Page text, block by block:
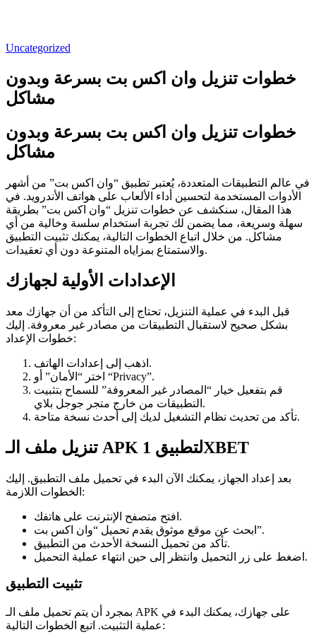
Uncategorized
خطوات تنزيل وان اكس بت بسرعة وبدون
مشاكل
خطوات تنزيل وان اكس بت بسرعة وبدون
مشاكل
في عالم التطبيقات المتعددة، يُعتبر تطبيق “وان اكس بت” من أشهر
الأدوات المستخدمة لتحسين أداء الألعاب على هواتف الأندرويد. في
هذا المقال، سنكشف عن خطوات تنزيل “وان اكس بت” بطريقة
سهلة وسريعة، مما يضمن لك تجربة استخدام سلسة وخالية من أي
مشاكل. من خلال اتباع الخطوات التالية، يمكنك تثبيت التطبيق
والاستمتاع بمزاياه المتنوعة دون أي تعقيدات.
الإعدادات الأولية لجهازك
قبل البدء في عملية التنزيل، تحتاج إلى التأكد من أن جهازك معد
بشكل صحيح لاستقبال التطبيقات من مصادر غير معروفة. إليك
خطوات الإعداد:
اذهب إلى إعدادات الهاتف.
اختر “الأمان” أو “Privacy”.
قم بتفعيل خيار “المصادر غير المعروفة” للسماح بتثبيت
التطبيقات من خارج متجر جوجل بلاي.
تأكد من تحديث نظام التشغيل لديك إلى أحدث نسخة متاحة.
تنزيل ملف الـ APK لتطبيق 1XBET
بعد إعداد الجهاز، يمكنك الآن البدء في تحميل ملف التطبيق. إليك
الخطوات اللازمة:
افتح متصفح الإنترنت على هاتفك.
ابحث عن موقع موثوق يقدم تحميل “وان اكس بت”.
تأكد من تحميل النسخة الأحدث من التطبيق.
اضغط على زر التحميل وانتظر إلى حين انتهاء عملية التحميل.
تثبيت التطبيق
بمجرد أن يتم تحميل ملف الـ APK على جهازك، يمكنك البدء في
عملية التثبيت. اتبع الخطوات التالية: